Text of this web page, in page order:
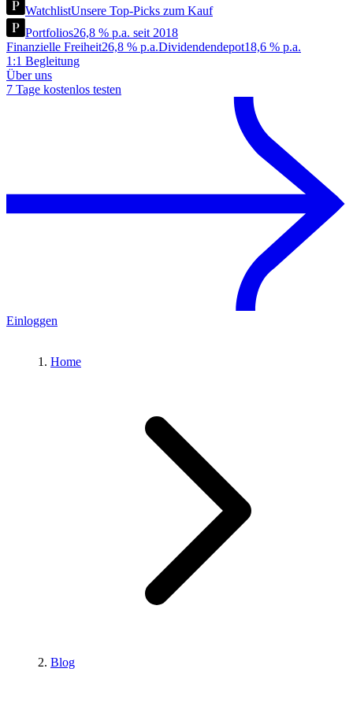
WatchlistUnsere Top-Picks zum Kauf
Portfolios26,8 % p.a. seit 2018
Finanzielle Freiheit26,8 % p.a.Dividendendepot18,6 % p.a.
1:1 Begleitung
Über uns
7 Tage kostenlos testen
Einloggen
Home
Blog